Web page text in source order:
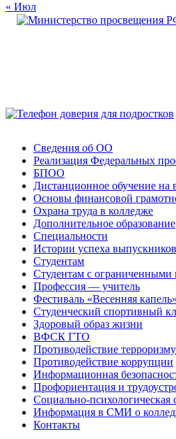
« Июл
Сведения об ОО
Реализация Федеральных
БПОО
Дистанционное обучение на
Основы финансовой
Охрана труда в колледже
Дополнительное образование
Специальности
Истории успеха выпускников
Студентам
Студентам с ограниченными
Профессия — учитель
Фестиваль «Весенняя капель»
Студенческий
Здоровый образ жизни
ВФСК ГТО
Противодействие
Противодействие коррупции
Информационная
Профориентация и
Социально-психологическая
Информация в СМИ о
Контакты